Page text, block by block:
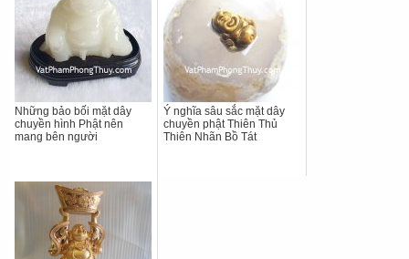
Những bảo bối mặt dây
chuyền hình Phật nên
mang bên người
Ý nghĩa sâu sắc mặt dây
chuyền phật Thiên Thủ
Thiên Nhãn Bồ Tát